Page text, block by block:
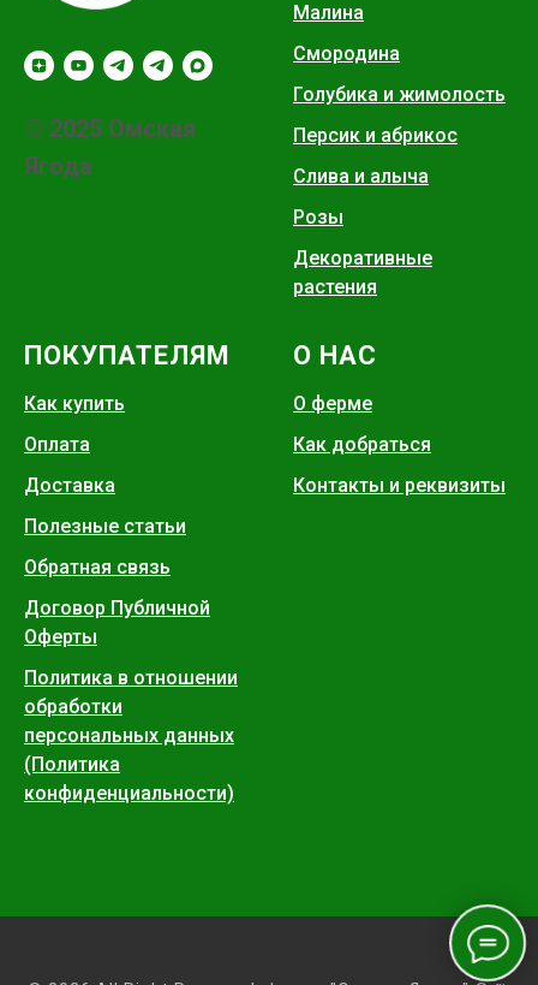
© 2025 Омская
Ягода
Малина
Смородина
Голубика и жимолость
Персик и абрикос
Слива и алыча
Розы
Декоративные
растения
ПОКУПАТЕЛЯМ
Как купить
Оплата
Доставка
Полезные статьи
Обратная связь
Договор Публичной
Оферты
Политика в отношении
обработки
персональных данных
(Политика
конфиденциальности)
О НАС
О ферме
Как добраться
Контакты и реквизиты